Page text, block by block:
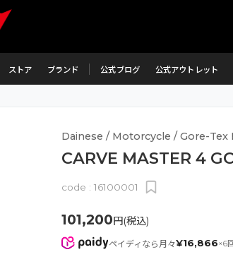
ストア ブランド 公式ブログ 公式アウトレット
Dainese / Motorcycle / Gore-Tex
CARVE MASTER 4
code : 16100001
101,200円(税込)
ペイディなら月々¥16,866×6